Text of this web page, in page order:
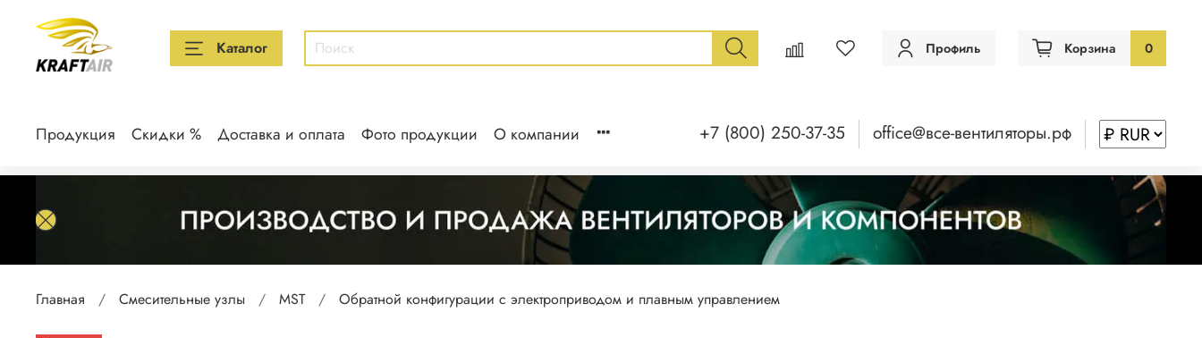
Каталог Профиль Корзина 0
Продукция Скидки % Доставка и оплата Фото продукции О компании +7 (800) 250-37-35 office@все-вентиляторы.рф
Главная Смесительные узлы MST Обратной конфигурации с электроприводом и плавным управлением